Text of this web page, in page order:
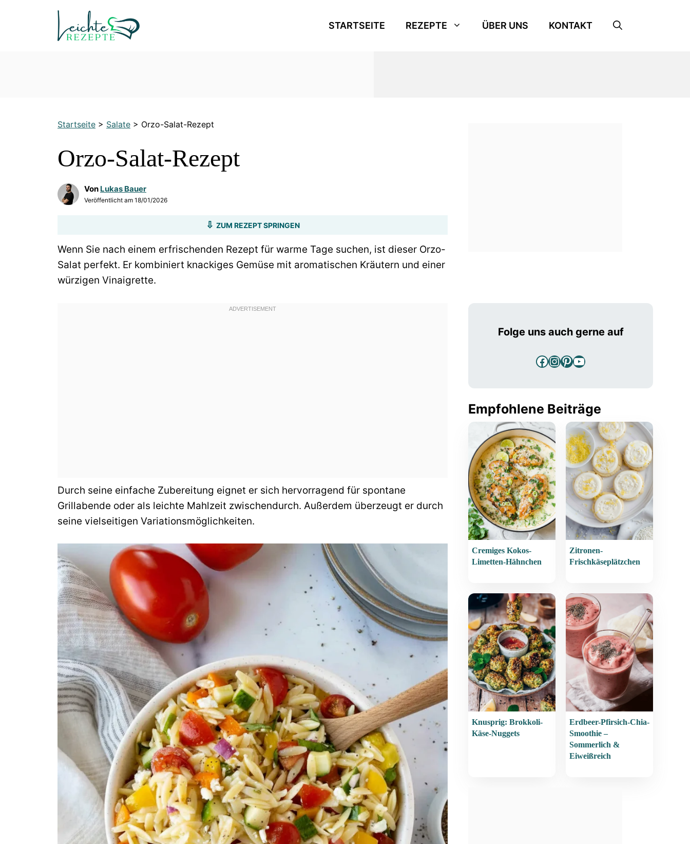
STARTSEITE REZEPTE ÜBER UNS KONTAKT
Startseite > Salate > Orzo-Salat-Rezept
Orzo-Salat-Rezept
Von Lukas Bauer
Veröffentlicht am 18/01/2026
ZUM REZEPT SPRINGEN
Wenn Sie nach einem erfrischenden Rezept für warme Tage suchen, ist dieser Orzo-
Salat perfekt. Er kombiniert knackiges Gemüse mit aromatischen Kräutern und einer
würzigen Vinaigrette.
Durch seine einfache Zubereitung eignet er sich hervorragend für spontane
Grillabende oder als leichte Mahlzeit zwischendurch. Außerdem überzeugt er durch
seine vielseitigen Variationsmöglichkeiten.
Folge uns auch gerne auf
Facebook
Instagram
Pinterest
YouTube
Empfohlene Beiträge
Cremiges Kokos-
Limetten-Hähnchen
Zitronen-
Frischkäseplätzchen
Knusprig: Brokkoli-
Käse-Nuggets
Erdbeer-Pfirsich-Chia-
Smoothie –
Sommerlich &
Eiweißreich